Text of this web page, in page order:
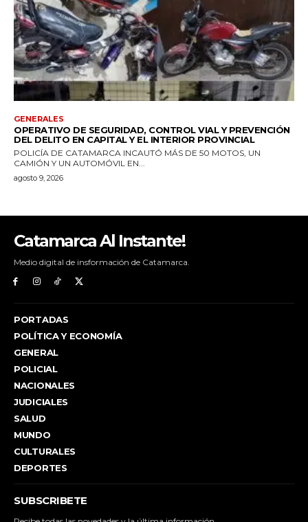
Catamarca Al Instante!
Medio digital de insformación de Catamarca.
PORTADAS
POLÍTICA Y ECONOMÍA
GENERAL
POLICIAL
NACIONALES
JUDICIALES
SALUD
MUNDO
CULTURALES
DEPORTES
SUBSCRIBETE